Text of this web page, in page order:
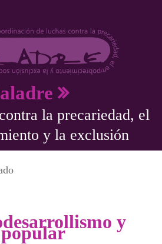
la precariedad, el
y la exclusión
usted aquí
y